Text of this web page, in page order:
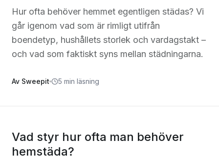
Hur ofta behöver hemmet egentligen städas? Vi
går igenom vad som är rimligt utifrån
boendetyp, hushållets storlek och vardagstakt –
och vad som faktiskt syns mellan städningarna.
Av Sweepit 5 min läsning
Vad styr hur ofta man behöver
hemstäda?